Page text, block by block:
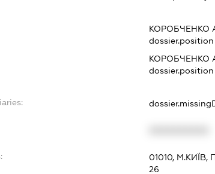
КОРОБЧЕНКО
КОРОБЧЕНКО
01010,
26